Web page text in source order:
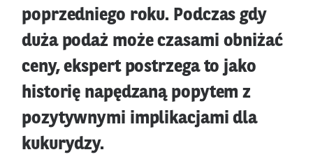
poprzedniego roku. Podczas gdy
duża podaż może czasami obniżać
ceny, ekspert postrzega to jako
historię napędzaną popytem z
pozytywnymi implikacjami dla
kukurydzy.